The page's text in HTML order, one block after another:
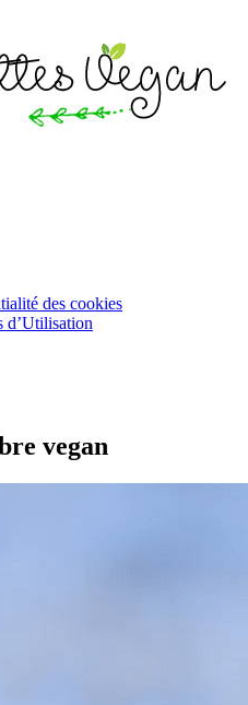
des cookies
d’Utilisation
vegan